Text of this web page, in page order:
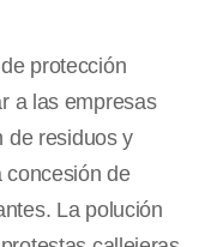
protección
a las empresas
de residuos y
concesión de
La polución